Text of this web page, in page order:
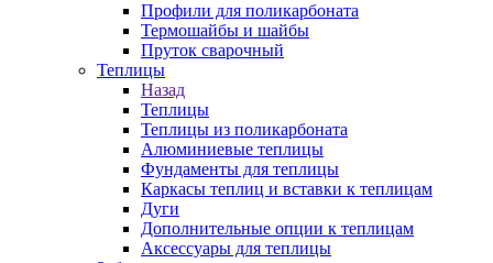
Профили для поликарбоната
Термошайбы и шайбы
Пруток сварочный
Теплицы
Назад
Теплицы
Теплицы из поликарбоната
Алюминиевые теплицы
Фундаменты для теплицы
Каркасы теплиц и вставки к теплицам
Дуги
Дополнительные опции к теплицам
Аксессуары для теплицы